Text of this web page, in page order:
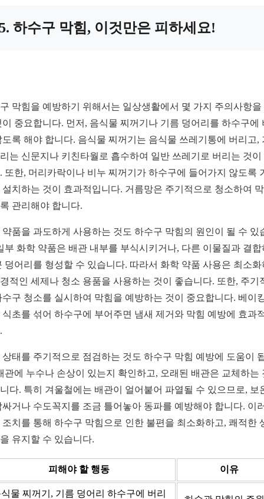
하수구 막힘, 이것만은 피하세요!
막힘을 예방하기 위해서는 일상생활에서 몇 가지 주의사항을
이 중요합니다. 먼저, 음식물 찌꺼기나 기름 덩어리를 하수구에
도록 해야 합니다. 음식물 찌꺼기는 음식물 쓰레기통에 버리고,
는 신문지나 키친타월로 흡수하여 일반 쓰레기로 버리는 것이
또한, 머리카락이나 비누 찌꺼기가 하수구에 들어가지 않도록
설치하는 것이 효과적입니다. 거름망은 주기적으로 청소하여
관리해야 합니다.
약품을 과도하게 사용하는 것도 하수구 막힘의 원인이 될 수 있
부 화학 약품은 배관 내부를 부식시키거나, 다른 이물질과 결합
덩어리를 형성할 수 있습니다. 따라서 화학 약품 사용은 최소화
적인 세제나 청소 용품을 사용하는 것이 좋습니다. 또한, 주기
수구 청소를 실시하여 막힘을 예방하는 것이 중요합니다. 베이
식초를 섞어 하수구에 부어주면 냄새 제거와 막힘 예방에 효과
상태를 주기적으로 점검하는 것도 하수구 막힘 예방에 도움이
관에 누수나 손상이 있는지 확인하고, 오래된 배관은 교체하는
다. 특히 겨울철에는 배관이 얼어붙어 파열될 수 있으므로, 보
싸거나 수도꼭지를 조금 틀어놓아 동파를 예방해야 합니다. 이
조치를 통해 하수구 막힘으로 인한 불편을 최소화하고, 쾌적한
유지할 수 있습니다.
피해야 할 행동 이유
물 찌꺼기, 기름 덩어리 하수구에 버리